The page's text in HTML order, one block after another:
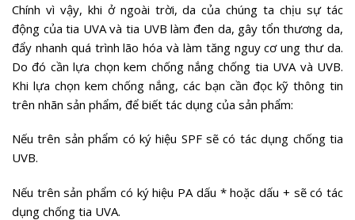
Chính vì vậy, khi ở ngoài trời, da của chúng ta chịu sự tác
động của tia UVA và tia UVB làm đen da, gây tổn thương da,
đẩy nhanh quá trình lão hóa và làm tăng nguy cơ ung thư da.
Do đó cần lựa chọn kem chống nắng chống tia UVA và UVB.
Khi lựa chọn kem chống nắng, các bạn cần đọc kỹ thông tin
trên nhãn sản phẩm, để biết tác dụng của sản phẩm:
Nếu trên sản phẩm có ký hiệu SPF sẽ có tác dụng chống tia
UVB.
Nếu trên sản phẩm có ký hiệu PA dấu * hoặc dấu + sẽ có tác
dụng chống tia UVA.